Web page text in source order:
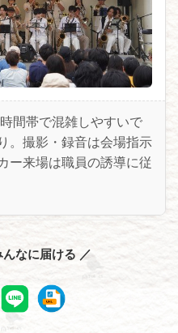
間帯で混雑しやすいで
。撮影・録音は会場指示
ー来場は職員の誘導に従
なに届ける ／